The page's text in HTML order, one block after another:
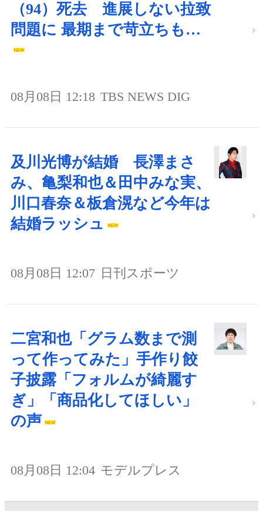
（94）死去 進展しない拉致
問題に 最期まで苛立ちも…
08月08日 12:18 TBS NEWS DIG
及川光博が結婚 長澤まさ
み、亀梨和也＆田中みな実、
川口春奈＆板倉滉など今年は
結婚ラッシュ
08月08日 12:07 日刊スポーツ
二宮和也「グラム数まで測
って作ってみた」手作り餃
子披露「フォルムが綺麗す
ぎ」「商品化してほしい」
の声
08月08日 12:04 モデルプレス